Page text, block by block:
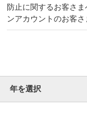
防止に関するお客さ
ンアカウントのお客さ